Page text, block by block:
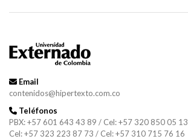
Email
contenidos@hipertexto.com.co
Teléfonos
PBX: +57 601 643 43 89 / Cel: +57 320 850 05 13
Cel: +57 323 223 87 73 / Cel: +57 310 715 76 16